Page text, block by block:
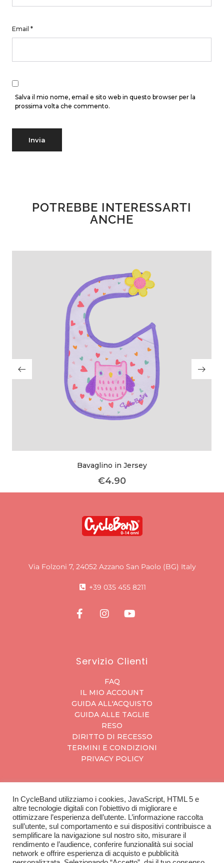
Email *
Salva il mio nome, email e sito web in questo browser per la
prossima volta che commento.
POTREBBE INTERESSARTI
ANCHE
Bavaglino in Jersey
Via Folzoni 7, 24052 Azzano San Paolo (BG) Italy
+39 035 455 8211
Servizio Clienti
FAQ
IL MIO ACCOUNT
GUIDA ALL'ACQUISTO
GUIDA ALLE TAGLIE
RESO
DIRITTO DI RECESSO
TERMINI E CONDIZIONI
PRIVACY POLICY
CycleBand
CONTATTI
SCOPRI IL CATALOGO
In CycleBand utilizziamo i cookies, JavaScript, HTML 5 e
altre tecnologie digitali con l’obiettivo di migliorare e
ottimizzare l’esperienza dell’utente. L’informazione raccolta
sull’utente, sul comportamento e sui dispositivi contribuisce a
semplificare la navigazione sul nostro sito, misurare il
rendimento e l’audience, conferire funzionalità sui social
network e offrire esperienza di acquisto e pubblicità